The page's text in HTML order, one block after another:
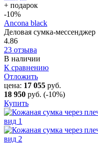
+ подарок
-10%
Ancona black
Деловая сумка-мессенджер
4.86
23 отзыва
В наличии
К сравнению
Отложить
цена: 17 055 руб.
18 950 руб. (-10%)
Купить